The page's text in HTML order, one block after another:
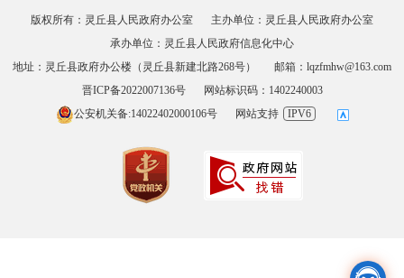
版权所有：灵丘县人民政府办公室
主办单位：灵丘县人民政府办公室
承办单位：灵丘县人民政府信息化中心
地址：灵丘县政府办公楼（灵丘县新建北路268号）
邮箱：lqzfmhw@163.com
晋ICP备2022007136号
网站标识码：1402240003
公安机关备:14022402000106号
网站支持 IPV6